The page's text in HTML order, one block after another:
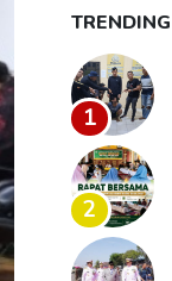
TRENDING
1
2